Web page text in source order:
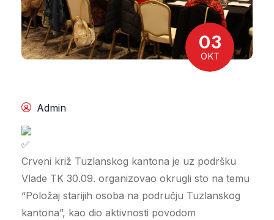
03
OKT
Admin
Crveni križ Tuzlanskog kantona je uz podršku
Vlade TK 30.09. organizovao okrugli sto na temu
“Položaj starijih osoba na području Tuzlanskog
kantona”, kao dio aktivnosti povodom